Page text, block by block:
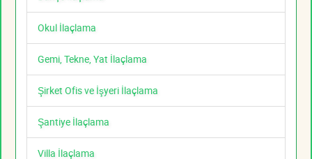
Okul İlaçlama
Gemi, Tekne, Yat İlaçlama
Şirket Ofis ve İşyeri İlaçlama
Şantiye İlaçlama
Villa İlaçlama